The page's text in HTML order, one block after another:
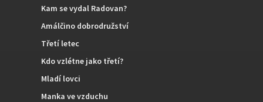
Kam se vydal Radovan?
Amálčino dobrodružství
Třetí letec
Kdo vzlétne jako třetí?
Mladí lovci
Manka ve vzduchu